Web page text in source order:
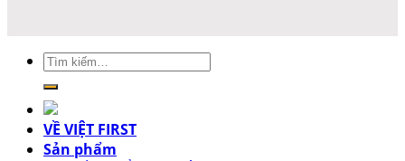
Tìm
kiếm:
VỀ VIỆT FIRST
Sản phẩm